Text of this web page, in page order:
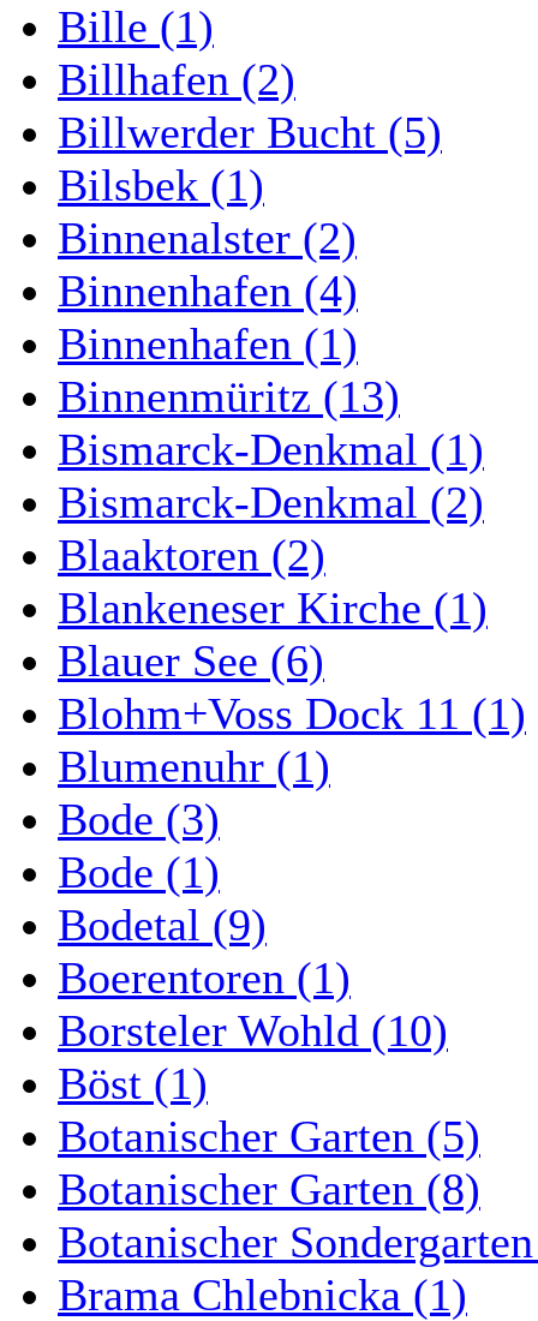
Bille (1)
Billhafen (2)
Billwerder Bucht (5)
Bilsbek (1)
Binnenalster (2)
Binnenhafen (4)
Binnenhafen (1)
Binnenmüritz (13)
Bismarck-Denkmal (1)
Bismarck-Denkmal (2)
Blaaktoren (2)
Blankeneser Kirche (1)
Blauer See (6)
Blohm+Voss Dock 11 (1)
Blumenuhr (1)
Bode (3)
Bode (1)
Bodetal (9)
Boerentoren (1)
Borsteler Wohld (10)
Böst (1)
Botanischer Garten (5)
Botanischer Garten (8)
Botanischer
Brama Chlebnicka (1)